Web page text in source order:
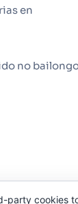
en
no
party cookies